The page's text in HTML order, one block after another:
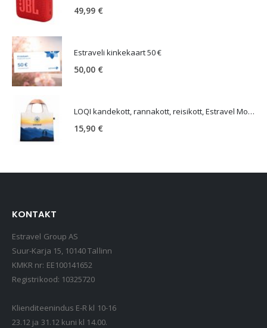
49,99 €
Estraveli kinkekaart 50 €
50,00 €
LOQI kandekott, rannakott, reisikott, Estravel Mountain Bag
15,90 €
KONTAKT
Estravel Group AS
Suur-Karja 15, 10140 Tallinn
KMKR nr: EE100141652
Registrikood: 10325720
Klienditeenindus E-R kl 10-16
23.12 ja 31.12 kuni kl 14.00.